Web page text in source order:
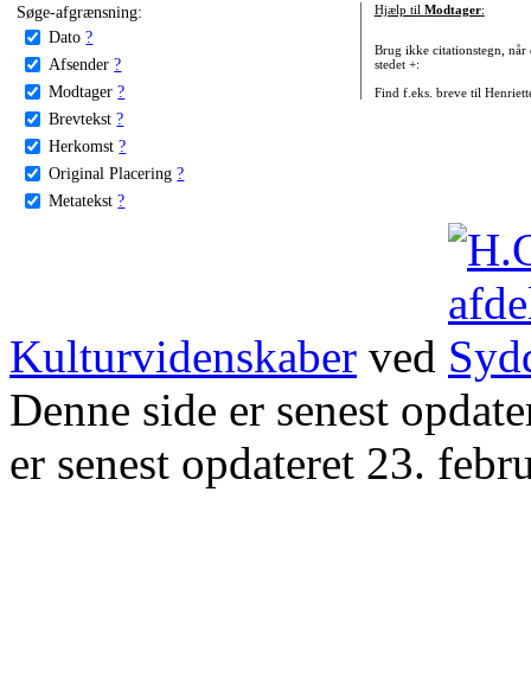
Søge-afgrænsning:
Dato ?
Afsender ?
Modtager ?
Brevtekst ?
Herkomst ?
Original Placering ?
Metatekst ?
Hjælp til Modtager:
Brug ikke citationstegn, når
stedet +:
Find f.eks. breve til
Kulturvidenskaber ved
Denne side er senest
er senest opdateret 23.